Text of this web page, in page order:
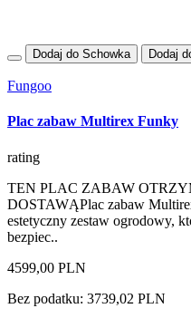
Dodaj do Schowka Dodaj
Fungoo
Plac zabaw Multirex Funky
rating
TEN PLAC ZABAW
DOSTAWĄPlac zabaw
estetyczny zestaw ogrodowy,
bezpiec..
4599,00 PLN
Bez podatku: 3739,02 PLN